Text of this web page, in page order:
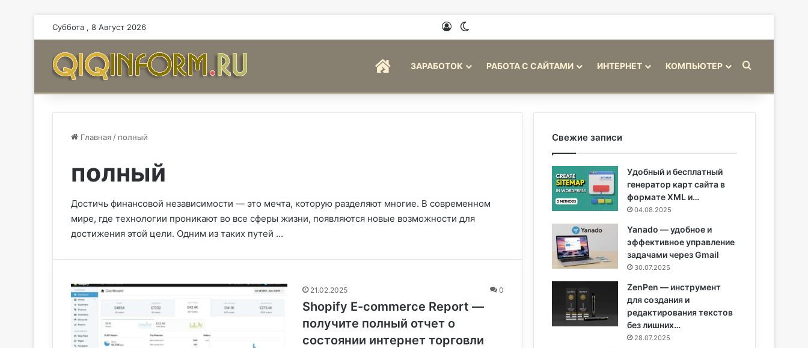
Суббота , 8 Август 2026 Войти
ГЛАВНАЯЗАРАБОТОК РАБОТА С САЙТАМИ ИНТЕРНЕТ КОМПЬЮТЕР
Главная / полный
полный
Достичь финансовой независимости — это мечта, которую разделяют многие. В современном
мире, где технологии проникают во все сферы жизни, появляются новые возможности для
достижения этой цели. Одним из таких путей …
21.02.2025 0
Shopify E-commerce Report —
получите полный отчет о
состоянии интернет торговли
Свежие записи
Удобный и бесплатный
генератор карт сайта в
формате XML и…
04.08.2025
Yanado — удобное и
эффективное управление
задачами через Gmail
30.07.2025
ZenPen — инструмент
для создания и
редактирования текстов
без лишних…
28.07.2025